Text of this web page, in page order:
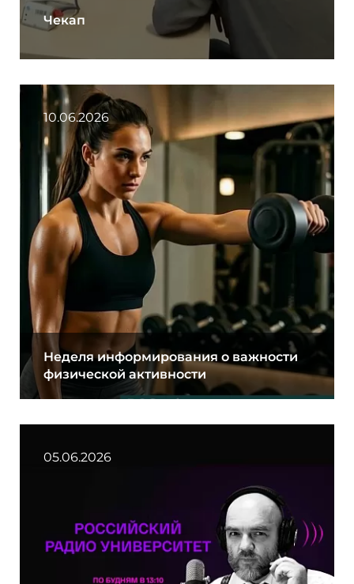
Чекап
10.06.2026
Неделя информирования о важности
физической активности
05.06.2026